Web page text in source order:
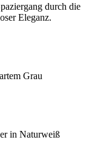
durch die
Eleganz.
Grau
in Naturweiß